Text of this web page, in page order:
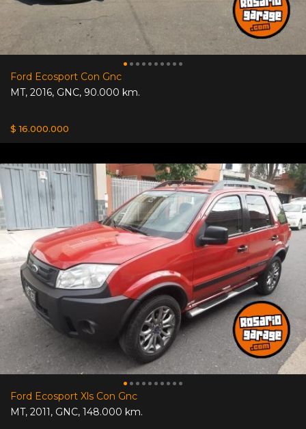
Ford Ecosport Con Gnc
MT, 2016, GNC, 90.000 km.
$ 16.000.000
Ford Ecosport Xls Con Gnc
MT, 2011, GNC, 148.000 km.